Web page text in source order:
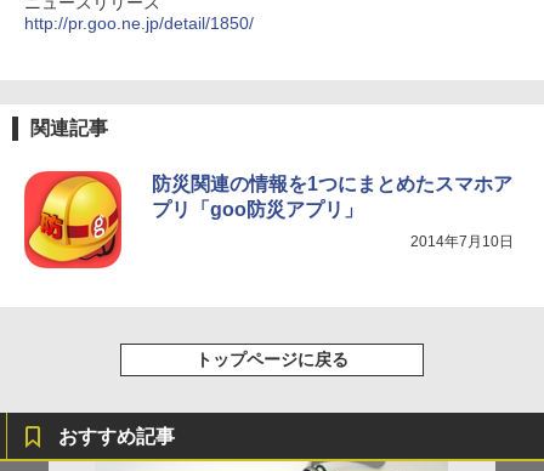
http://pr.goo.ne.jp/detail/1850/
関連記事
防災関連の情報を1つにまとめたスマホア
プリ「goo防災アプリ」
2014年7月10日
トップページに戻る
おすすめ記事